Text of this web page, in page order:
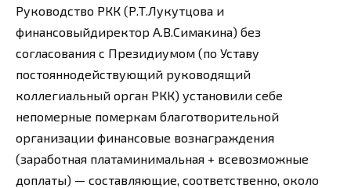
Руководство РКК (Р.Т.Лукутцова и
финансовыйдиректор А.В.Симакина) без
согласования с Президиумом (по Уставу
постояннодействующий руководящий
коллегиальный орган РКК) установили себе
непомерные померкам благотворительной
организации финансовые вознаграждения
(заработная платаминимальная + всевозможные
доплаты) — составляющие, соответственно, около